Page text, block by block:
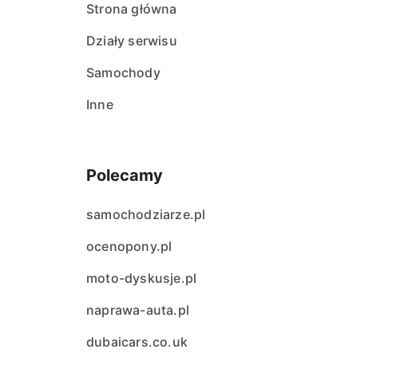
Strona główna
Działy serwisu
Samochody
Inne
Polecamy
samochodziarze.pl
ocenopony.pl
moto-dyskusje.pl
naprawa-auta.pl
dubaicars.co.uk